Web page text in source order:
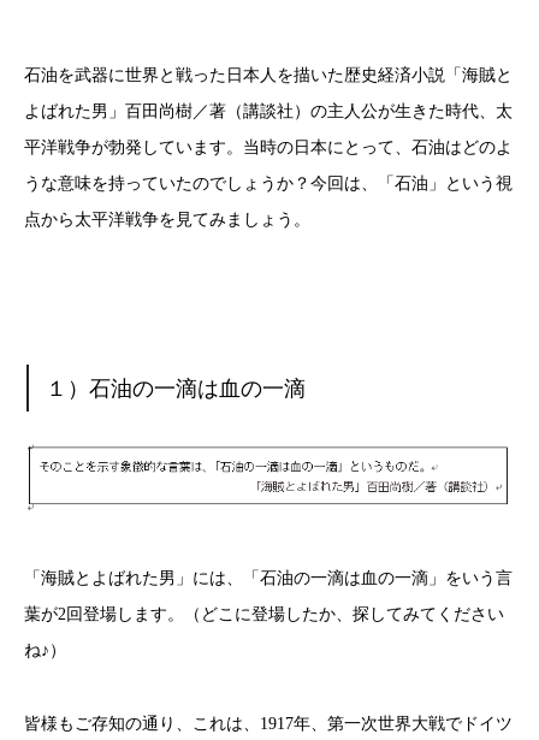
石油を武器に世界と戦った日本人を描いた歴史経済小説「海賊と
よばれた男」百田尚樹／著（講談社）の主人公が生きた時代、太
平洋戦争が勃発しています。当時の日本にとって、石油はどのよ
うな意味を持っていたのでしょうか？今回は、「石油」という視
点から太平洋戦争を見てみましょう。
１）石油の一滴は血の一滴
「海賊とよばれた男」には、「石油の一滴は血の一滴」をいう言
葉が2回登場します。（どこに登場したか、探してみてください
ね♪）
皆様もご存知の通り、これは、1917年、第一次世界大戦でドイツ